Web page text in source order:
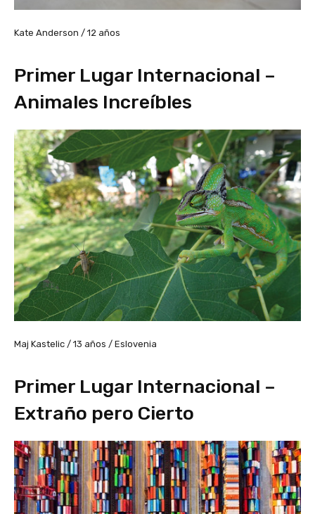
Kate Anderson / 12 años
Primer Lugar Internacional –
Animales Increíbles
Maj Kastelic / 13 años / Eslovenia
Primer Lugar Internacional –
Extraño pero Cierto